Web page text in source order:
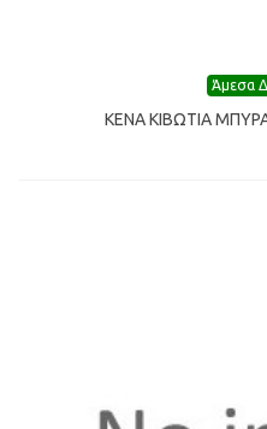
Άμεσα
ΚΕΝΑ ΚΙΒΩΤΙΑ